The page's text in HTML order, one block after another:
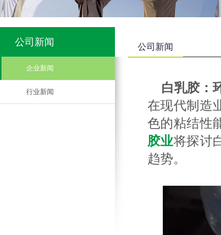
公司新闻
企业新闻
行业新闻
公司新闻
白乳胶：
在现代制造
色的粘结性
胶业将探讨
趋势。